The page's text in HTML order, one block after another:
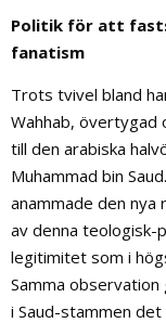
Politik för att
fanatism
Trots tvivel bland
Wahhab, övertygad
till den arabiska
Muhammad bin
anammade den nya
av denna teologisk-
legitimitet som i
Samma
i Saud-stammen